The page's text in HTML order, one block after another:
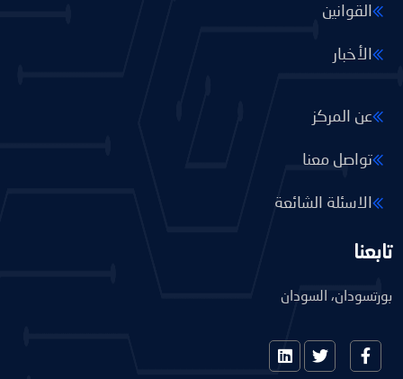
القوانين
الأخبار
عن المركز
تواصل معنا
الاسئلة الشائعة
تابعنا
بورتسودان، السودان